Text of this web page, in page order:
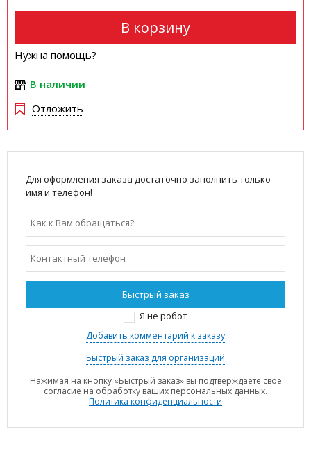
В корзину
Нужна помощь?
В наличии
Отложить
Для оформления заказа достаточно заполнить только
имя и телефон!
Я не робот
Добавить комментарий к заказу
Быстрый заказ для организаций
Нажимая на кнопку «Быстрый заказ» вы подтверждаете свое
согласие на обработку ваших персональных данных.
Политика конфиденциальности